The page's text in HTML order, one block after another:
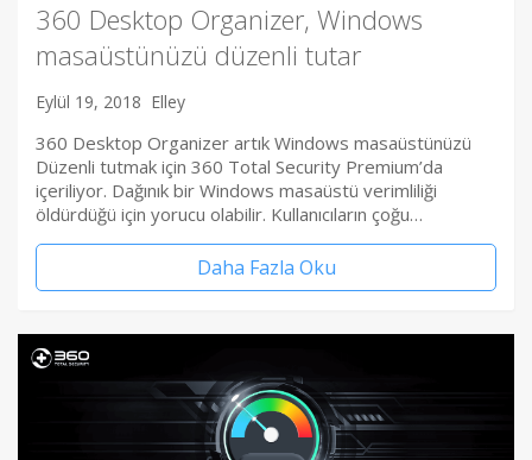
360 Desktop Organizer, Windows
masaüstünüzü düzenli tutar
Eylül 19, 2018 Elley
360 Desktop Organizer artık Windows masaüstünüzü
Düzenli tutmak için 360 Total Security Premium’da
içeriliyor. Dağınık bir Windows masaüstü verimliliği
öldürdüğü için yorucu olabilir. Kullanıcıların çoğu…
Daha Fazla Oku